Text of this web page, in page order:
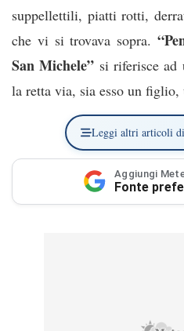
suppellettili, piatti rotti,
che vi si trovava sopra.
San Michele” si riferisce ad
la retta via, sia esso un
Leggi altri articoli di
Aggiungi
Fonte